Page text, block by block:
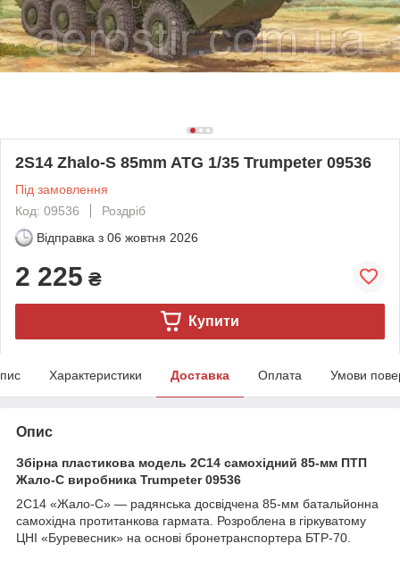
2S14 Zhalo-S 85mm ATG 1/35 Trumpeter 09536
Під замовлення
Код: 09536
Роздріб
Відправка з 06 жовтня 2026
2 225 ₴
Купити
Характеристики Доставка Оплата Умови
Опис
Збірна пластикова модель 2С14 самохідний 85-мм ПТП
Жало-С виробника Trumpeter 09536
2С14 «Жало-С» — радянська досвідчена 85-мм батальйонна
самохідна протитанкова гармата. Розроблена в гіркуватому
ЦНІ «Буревесник» на основі бронетранспортера БТР-70.